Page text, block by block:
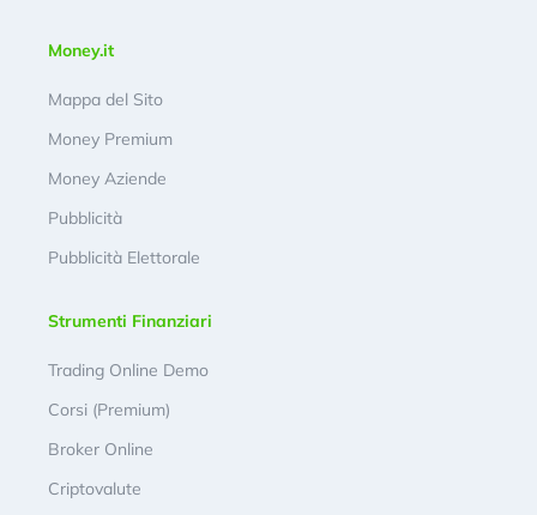
Money.it
Mappa del Sito
Money Premium
Money Aziende
Pubblicità
Pubblicità Elettorale
Strumenti Finanziari
Trading Online Demo
Corsi (Premium)
Broker Online
Criptovalute